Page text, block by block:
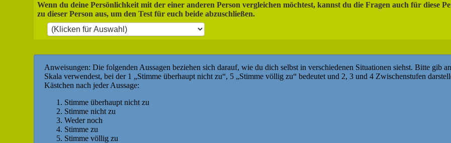
Wenn du deine Persönlichkeit mit der einer anderen Person vergleichen möchtest, kannst du die Fragen auch für diese
zu dieser Person aus, um den Test für euch beide abzuschließen.
Anweisungen: Die folgenden Aussagen beziehen sich darauf, wie du dich selbst in verschiedenen Situationen siehst. Bitte gib
Skala verwendest, bei der 1 „Stimme überhaupt nicht zu“, 5 „Stimme völlig zu“ bedeutet und 2, 3 und 4 Zwischenstufen
Kästchen nach jeder Aussage:
Stimme überhaupt nicht zu
Stimme nicht zu
Weder noch
Stimme zu
Stimme völlig zu